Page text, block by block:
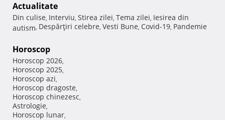
Actualitate
Din culise, Interviu, Stirea zilei, Tema zilei, Iesirea din
autism, Despărţiri celebre, Vesti Bune, Covid-19, Pandemie
Horoscop
Horoscop 2026,
Horoscop 2025,
Horoscop azi,
Horoscop dragoste,
Horoscop chinezesc,
Astrologie,
Horoscop lunar,